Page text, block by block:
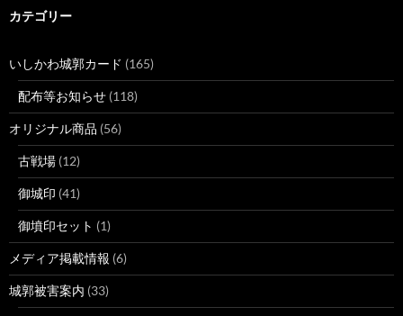
カテゴリー
いしかわ城郭カード (165)
配布等お知らせ (118)
オリジナル商品 (56)
古戦場 (12)
御城印 (41)
御墳印セット (1)
メディア掲載情報 (6)
城郭被害案内 (33)